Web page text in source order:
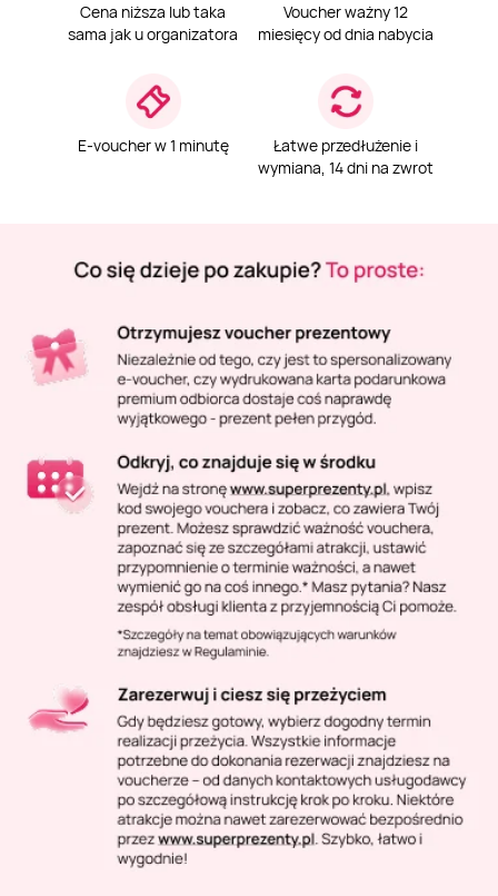
Cena niższa lub taka
sama jak u organizatora
Voucher ważny 12
miesięcy od dnia nabycia
E-voucher w 1 minutę
Łatwe przedłużenie i
wymiana, 14 dni na zwrot